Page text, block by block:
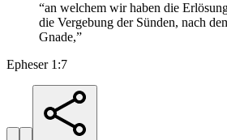
“an welchem wir haben die
die Vergebung der Sünden, nach
Gnade,”
Epheser 1:7